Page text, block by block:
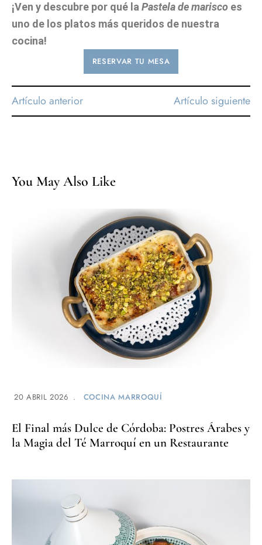
¡Ven y descubre por qué la Pastela de marisco es
uno de los platos más queridos de nuestra
cocina!
RESERVAR TU MESA
Artículo anterior Artículo siguiente
You May Also Like
20 ABRIL 2026 COCINA MARROQUÍ
El Final más Dulce de Córdoba: Postres Árabes y
la Magia del Té Marroquí en un Restaurante